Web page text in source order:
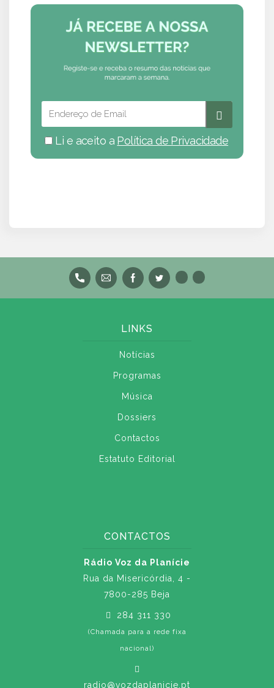
Li e aceito a Política de Privacidade
LINKS
Notícias
Programas
Música
Dossiers
Contactos
Estatuto Editorial
CONTACTOS
Rádio Voz da Planície
Rua da Misericórdia, 4 -
7800-285 Beja
284 311 330
(Chamada para a rede fixa
nacional)
radio@vozdaplanicie.pt